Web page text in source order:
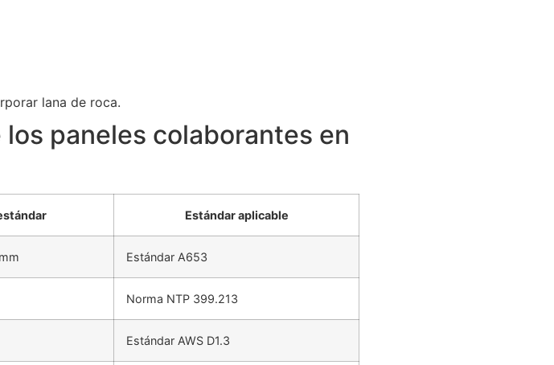
lana de roca.
paneles colaborantes en
Estándar aplicable
Estándar A653
Norma NTP 399.213
Estándar AWS D1.3